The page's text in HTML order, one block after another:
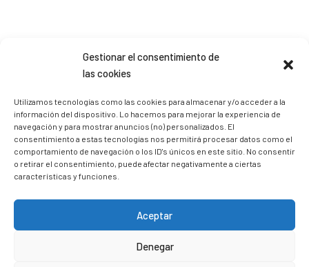
Gestionar el consentimiento de
las cookies
Utilizamos tecnologías como las cookies para almacenar y/o acceder a la
información del dispositivo. Lo hacemos para mejorar la experiencia de
navegación y para mostrar anuncios (no) personalizados. El
consentimiento a estas tecnologías nos permitirá procesar datos como el
comportamiento de navegación o los ID's únicos en este sitio. No consentir
o retirar el consentimiento, puede afectar negativamente a ciertas
características y funciones.
Aceptar
Denegar
Sígueme en Instagram
trizia_comopedroporsucasa
Freelance | Web | RRSS
Mi tienda de productos ECO
@lacatalina.shop
Alquila tu Autocaravana en
@caravana_go
Mi blog de viajes